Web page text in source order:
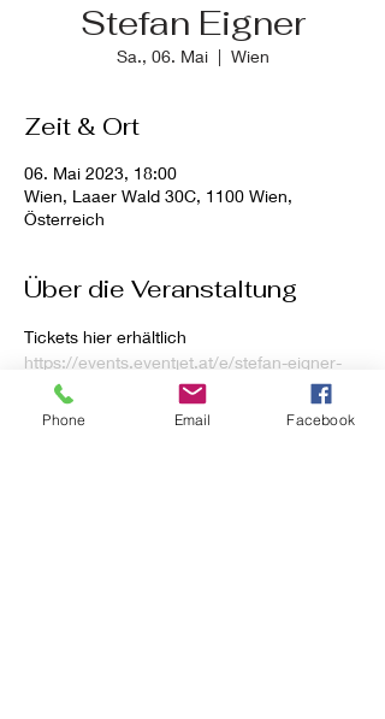
Stefan Eigner
Sa., 06. Mai
  |
Wien
Zeit & Ort
06. Mai 2023, 18:00
Wien, Laaer Wald 30C, 1100 Wien,
Österreich
Über die Veranstaltung
Tickets hier erhältlich
https://events.eventjet.at/e/stefan-eigner-
live-im-tivoli/
Phone Email Facebook